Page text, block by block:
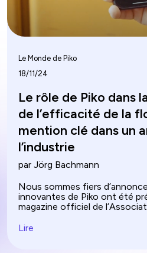
Le Monde de Piko
18/11/24
Le rôle de Piko dans
de l’efficacité de la
mention clé dans un
l’industrie
par Jörg Bachmann
Nous sommes fiers
innovantes de Piko ont été
magazine officiel de
(IRN), dans leur numéro
Lire